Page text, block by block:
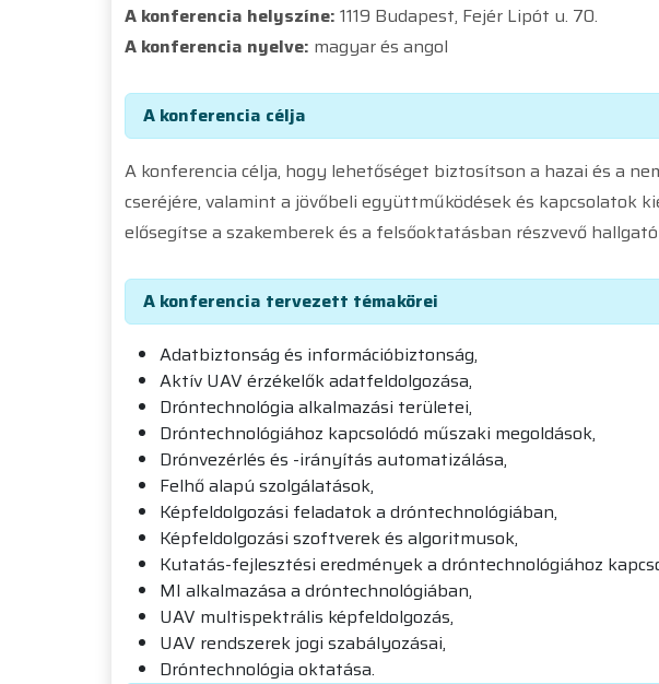
A konferencia helyszíne: 1119 Budapest, Fejér Lipót u. 70.
A konferencia nyelve: magyar és angol
A konferencia célja
A konferencia célja, hogy lehetőséget biztosítson a hazai és a
cseréjére, valamint a jövőbeli együttműködések és kapcsolatok
elősegítse a szakemberek és a felsőoktatásban részvevő
A konferencia tervezett témakörei
Adatbiztonság és információbiztonság,
Aktív UAV érzékelők adatfeldolgozása,
Dróntechnológia alkalmazási területei,
Dróntechnológiához kapcsolódó műszaki megoldások,
Drónvezérlés és -irányítás automatizálása,
Felhő alapú szolgálatások,
Képfeldolgozási feladatok a dróntechnológiában,
Képfeldolgozási szoftverek és algoritmusok,
Kutatás-fejlesztési eredmények a dróntechnológiához
MI alkalmazása a dróntechnológiában,
UAV multispektrális képfeldolgozás,
UAV rendszerek jogi szabályozásai,
Dróntechnológia oktatása.